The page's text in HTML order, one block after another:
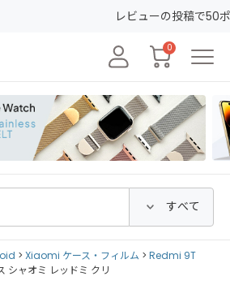
レビューの投稿で50ポイントGET&30日間
0
Xiaomi ケース・フィルム
Redmi 9T
ャオミ レッドミ クリ